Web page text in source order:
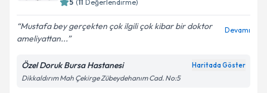
5 (11 Değerlendirme)
Mustafa bey gerçekten çok ilgili çok kibar bir doktor
ameliyattan...
Devamı
Özel Doruk Bursa Hastanesi Haritada Göster
Dikkaldırım Mah Çekirge Zübeydehanım Cad. No:5